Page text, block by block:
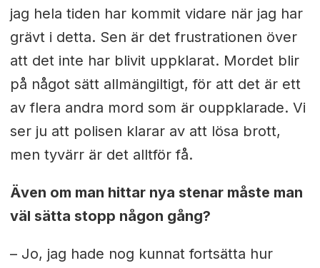
jag hela tiden har kommit vidare när jag har
grävt i detta. Sen är det frustrationen över
att det inte har blivit uppklarat. Mordet blir
på något sätt allmängiltigt, för att det är ett
av flera andra mord som är ouppklarade. Vi
ser ju att polisen klarar av att lösa brott,
men tyvärr är det alltför få.
Även om man hittar nya stenar måste man
väl sätta stopp någon gång?
– Jo, jag hade nog kunnat fortsätta hur